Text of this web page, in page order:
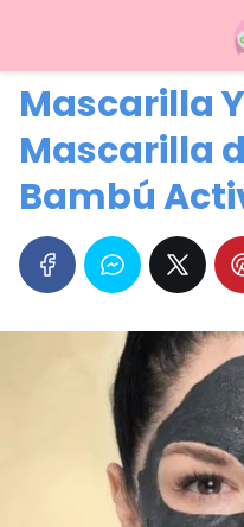
Mascarilla
Mascarilla
Bambú